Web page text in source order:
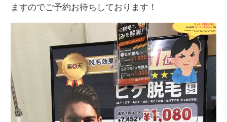
ますのでご予約お待ちしております！